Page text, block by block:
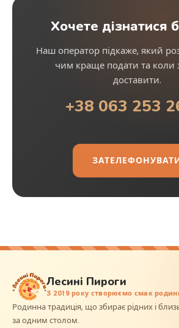
Хочете дізнатися
Наш оператор підкаже, який
чим краще подати та коли
доставити.
+38 063 253
Лесині Пироги
З 2019 року створюємо смак
Родинна традиція, що збирає рідних і
за одним столом.